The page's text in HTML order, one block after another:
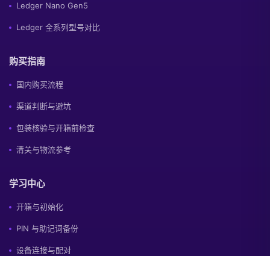
Ledger Nano Gen5
Ledger 全系列型号对比
购买指南
国内购买流程
渠道判断与避坑
包装核验与开箱前检查
清关与物流参考
学习中心
开箱与初始化
PIN 与助记词备份
设备连接与配对